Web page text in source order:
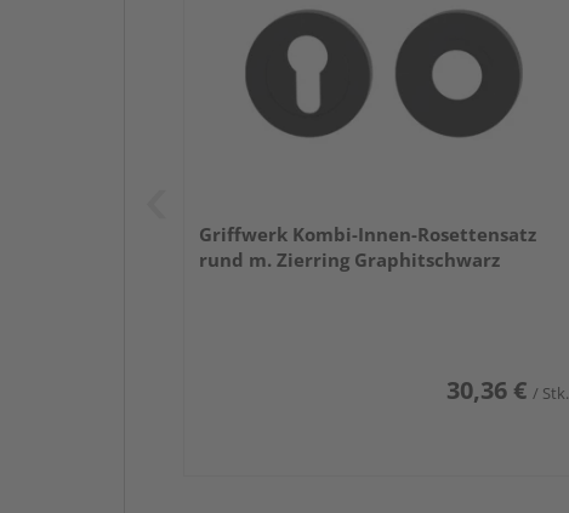
Griffwerk Kombi-Innen-Rosettensatz
rund m. Zierring Graphitschwarz
30,36 € / Stk.